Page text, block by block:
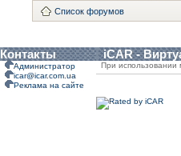
Список форумов
Контакты iCAR -
Администратор
icar@icar.com.ua
Реклама на сайте
При использовании